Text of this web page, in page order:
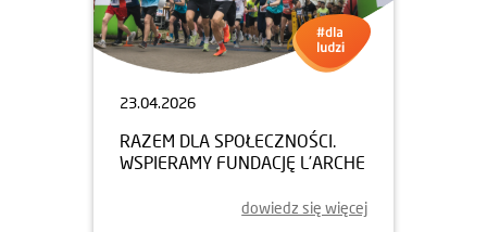
23.04.2026
RAZEM DLA SPOŁECZNOŚCI.
WSPIERAMY FUNDACJĘ L’ARCHE
dowiedz się więcej